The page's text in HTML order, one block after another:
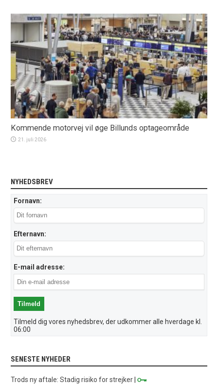
Kommende motorvej vil øge Billunds optageområde
21. juli 2026
NYHEDSBREV
Fornavn:
Efternavn:
E-mail adresse:
Tilmeld dig vores nyhedsbrev, der udkommer alle hverdage kl.
06:00
SENESTE NYHEDER
Trods ny aftale: Stadig risiko for strejker |